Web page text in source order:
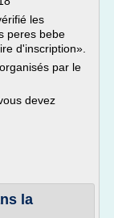
les
peres bebe
d'inscription».
par le
devez
la